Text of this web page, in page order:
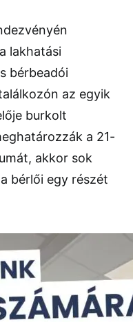
lakhatási
bérbeadói
az egyik
burkolt
a 21-
akkor sok
bérlői egy részét